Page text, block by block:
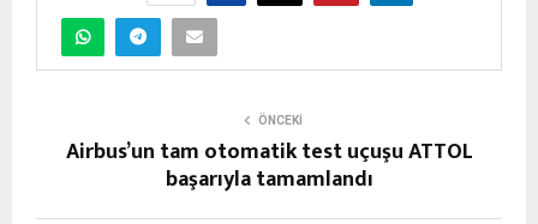
ÖNCEKI
Airbus’un tam otomatik test uçuşu ATTOL
başarıyla tamamlandı